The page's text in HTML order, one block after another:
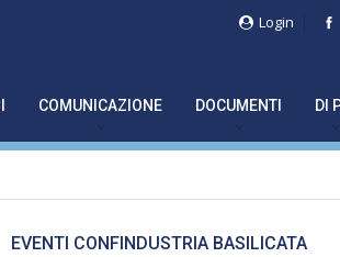
Login
COMUNICAZIONE DOCUMENTI DI
EVENTI CONFINDUSTRIA BASILICATA